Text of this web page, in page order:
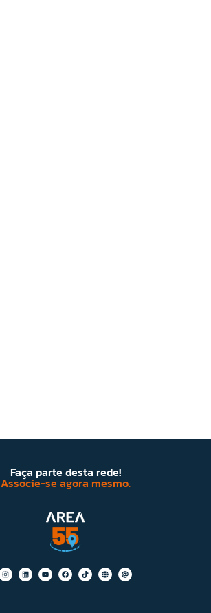
Faça parte desta rede!
Associe-se agora mesmo.